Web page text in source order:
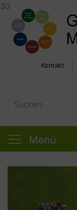
Kontakt
Menü
30